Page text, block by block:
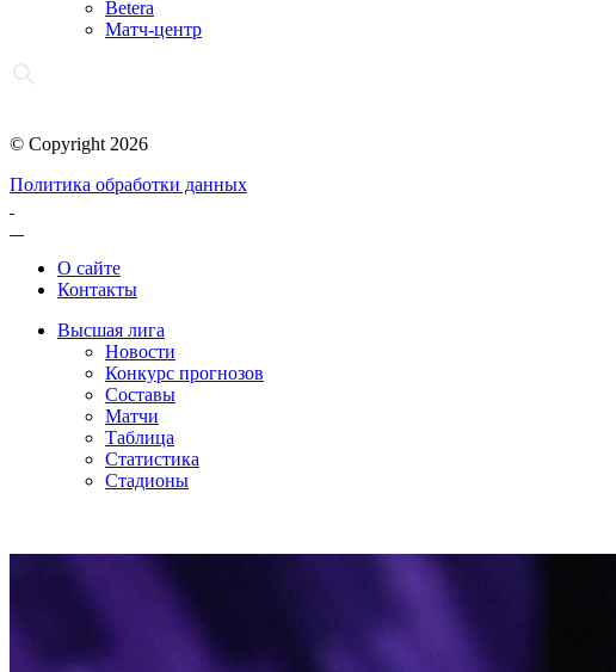
Betera
Матч-центр
© Copyright 2026
Политика обработки данных
О сайте
Контакты
Высшая лига
Новости
Конкурс прогнозов
Составы
Матчи
Таблица
Статистика
Стадионы